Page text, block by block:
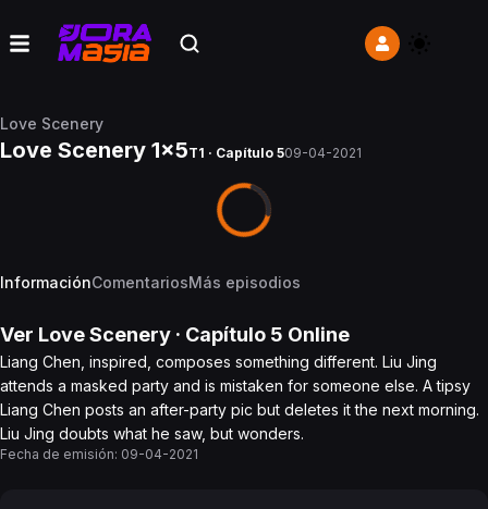
Love Scenery
Love Scenery 1x5T1 · Capítulo 509-04-2021
InformaciónComentariosMás episodios
Ver Love Scenery · Capítulo 5 Online
Liang Chen, inspired, composes something different. Liu Jing
attends a masked party and is mistaken for someone else. A tipsy
Liang Chen posts an after-party pic but deletes it the next morning.
Liu Jing doubts what he saw, but wonders.
Fecha de emisión: 09-04-2021